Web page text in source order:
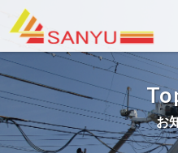
お